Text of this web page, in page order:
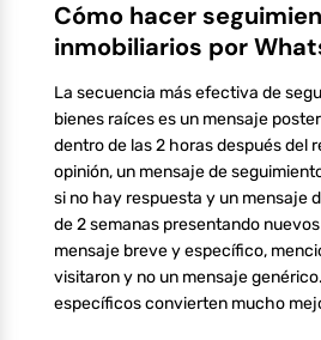
Cómo hacer
inmobiliarios por
La secuencia más efectiva de
bienes raíces es un mensaje
dentro de las 2 horas después del
opinión, un mensaje de
si no hay respuesta y un mensaje
de 2 semanas presentando
mensaje breve y específico,
visitaron y no un mensaje
específicos convierten mucho